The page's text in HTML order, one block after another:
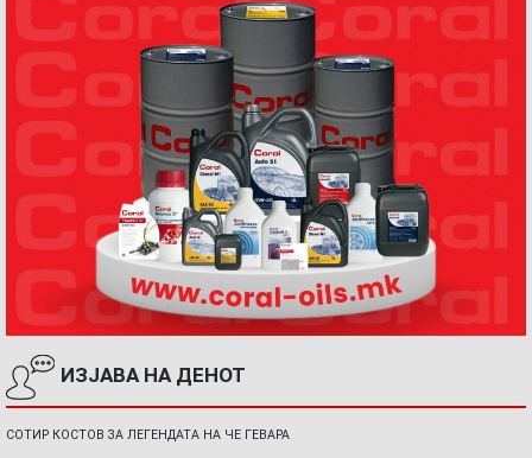
ИЗЈАВА НА ДЕНОТ
СОТИР КОСТОВ ЗА ЛЕГЕНДАТА НА ЧЕ ГЕВАРА